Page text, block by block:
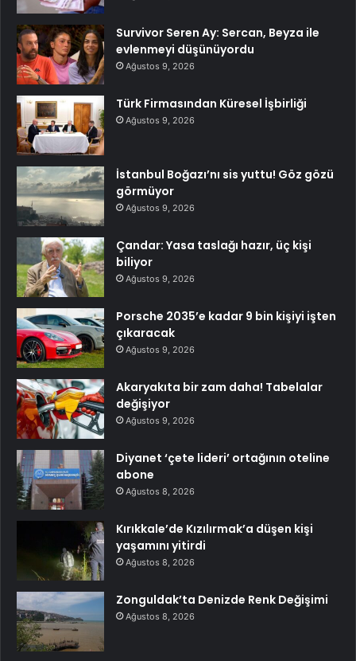
Survivor Seren Ay: Sercan, Beyza ile
evlenmeyi düşünüyordu
Ağustos 9, 2026
Türk Firmasından Küresel İşbirliği
Ağustos 9, 2026
İstanbul Boğazı’nı sis yuttu! Göz gözü
görmüyor
Ağustos 9, 2026
Çandar: Yasa taslağı hazır, üç kişi
biliyor
Ağustos 9, 2026
Porsche 2035’e kadar 9 bin kişiyi işten
çıkaracak
Ağustos 9, 2026
Akaryakıta bir zam daha! Tabelalar
değişiyor
Ağustos 9, 2026
Diyanet ‘çete lideri’ ortağının oteline
abone
Ağustos 8, 2026
Kırıkkale’de Kızılırmak’a düşen kişi
yaşamını yitirdi
Ağustos 8, 2026
Zonguldak’ta Denizde Renk Değişimi
Ağustos 8, 2026